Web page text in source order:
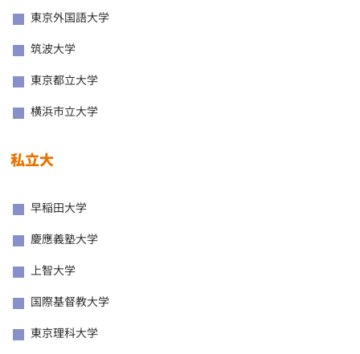
東京外国語大学
筑波大学
東京都立大学
横浜市立大学
私立大
早稲田大学
慶應義塾大学
上智大学
国際基督教大学
東京理科大学